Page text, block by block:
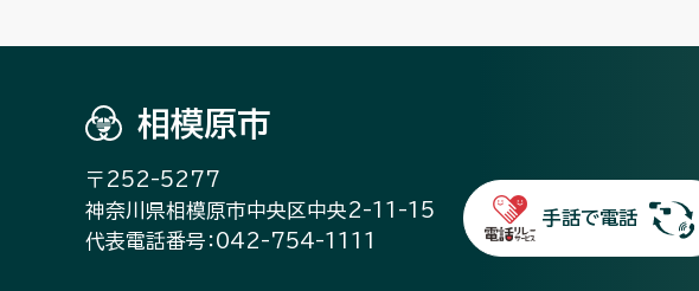
相模原市
〒252-5277
神奈川県相模原市中央区中央2-11-15
代表電話番号：042-754-1111
手話で電話